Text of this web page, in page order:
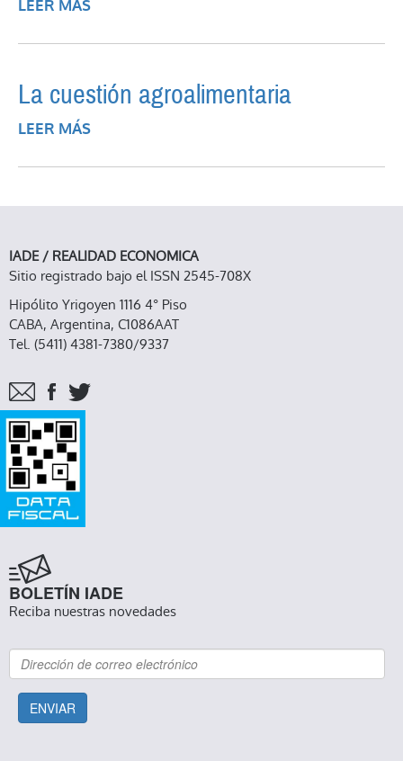
LEER MÁS
ENERGÍA. ENTRE RÍOS DURANTE EL
La cuestión agroalimentaria
LEER MÁS
IADE / REALIDAD ECONOMICA
Sitio registrado bajo el ISSN 2545-708X
Hipólito Yrigoyen 1116 4° Piso
CABA, Argentina, C1086AAT
Tel. (5411) 4381-7380/9337
BOLETÍN IADE
Reciba nuestras novedades
ENVIAR